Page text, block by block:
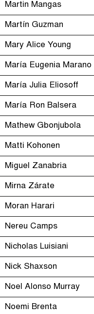
Martin Mangas
Martín Guzman
Mary Alice Young
María Eugenia Marano
María Julia Eliosoff
María Ron Balsera
Mathew Gbonjubola
Matti Kohonen
Miguel Zanabria
Mirna Zárate
Moran Harari
Nereu Camps
Nicholas Luisiani
Nick Shaxson
Noel Alonso Murray
Noemi Brenta